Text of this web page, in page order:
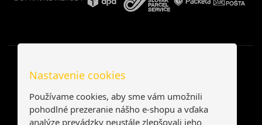
Nastavenie cookies
Používame cookies, aby sme vám umožnili
pohodlné prezeranie nášho e-shopu a vďaka
analýze prevádzky neustále zlepšovali jeho